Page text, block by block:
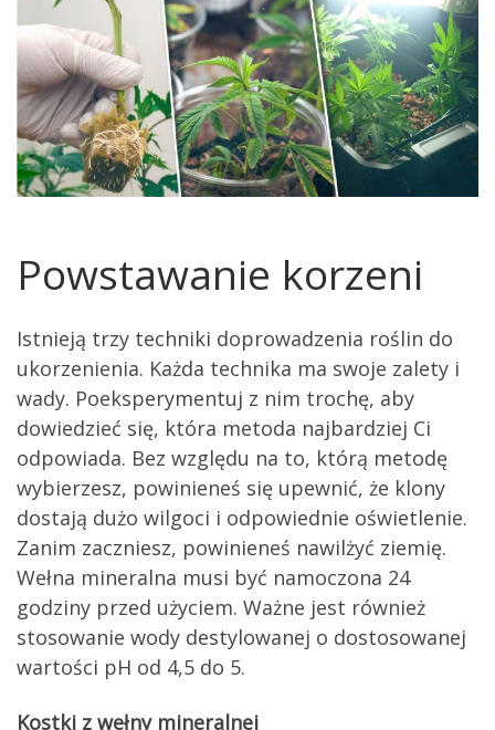
Powstawanie korzeni
Istnieją trzy techniki doprowadzenia roślin do
ukorzenienia. Każda technika ma swoje zalety i
wady. Poeksperymentuj z nim trochę, aby
dowiedzieć się, która metoda najbardziej Ci
odpowiada. Bez względu na to, którą metodę
wybierzesz, powinieneś się upewnić, że klony
dostają dużo wilgoci i odpowiednie oświetlenie.
Zanim zaczniesz, powinieneś nawilżyć ziemię.
Wełna mineralna musi być namoczona 24
godziny przed użyciem. Ważne jest również
stosowanie wody destylowanej o dostosowanej
wartości pH od 4,5 do 5.
Kostki z wełny mineralnej